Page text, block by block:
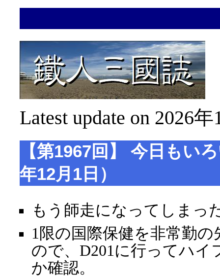
Latest update on 2026
【第1967回】 今日もい
年12月1日）
もう師走になってしまっ
1限の国際保健を非常勤
ので、D201に行ってハ
か確認。